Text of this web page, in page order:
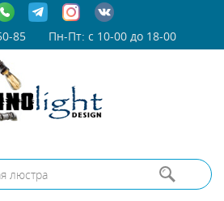
85 Пн-Пт: с 10-00 до 18-00